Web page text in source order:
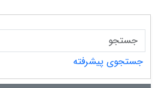
جستجوی پیشرفته